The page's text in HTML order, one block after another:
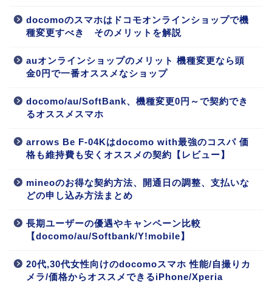
docomoのスマホはドコモオンラインショップで機
種変更すべき そのメリットを解説
auオンラインショップのメリット 機種変更なら頭
金0円で一番オススメなショップ
docomo/au/SoftBank、機種変更0円～で契約でき
るオススメスマホ
arrows Be F-04Kはdocomo with最強のコスパ 価
格も維持費も安くオススメの契約【レビュー】
mineoのお得な契約方法、開通日の調整、支払いな
どの申し込み方法まとめ
長期ユーザーの優遇やキャンペーン比較
【docomo/au/Softbank/Y!mobile】
20代,30代女性向けのdocomoスマホ 性能/自撮りカ
メラ/価格からオススメできるiPhone/Xperia